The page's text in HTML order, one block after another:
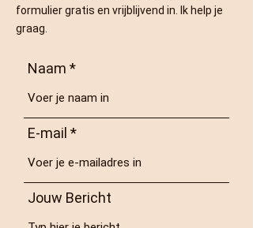
formulier gratis en vrijblijvend in. Ik help je
graag.
Naam
E-mail
Jouw Bericht